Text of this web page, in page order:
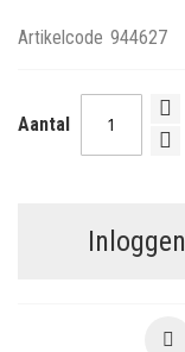
Artikelcode 944627
Aantal
Inloggen